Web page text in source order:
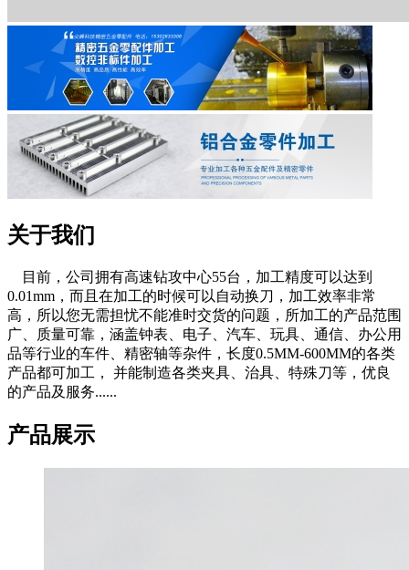
关于我们
目前，公司拥有高速钻攻中心55台，加工精度可以达到
0.01mm，而且在加工的时候可以自动换刀，加工效率非常
高，所以您无需担忧不能准时交货的问题，所加工的产品范围
广、质量可靠，涵盖钟表、电子、汽车、玩具、通信、办公用
品等行业的车件、精密轴等杂件，长度0.5MM-600MM的各类
产品都可加工， 并能制造各类夹具、治具、特殊刀等，优良
的产品及服务......
产品展示